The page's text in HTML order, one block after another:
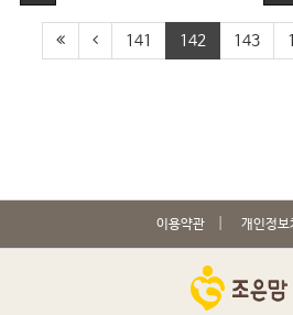
141 142 143
이용약관 개인정보